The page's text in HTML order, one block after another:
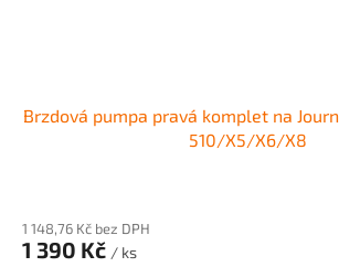
Brzdová pumpa pravá komplet na
510/X5/X6/X8
produktu
je
1 148,76 Kč bez DPH
1 390 Kč / ks